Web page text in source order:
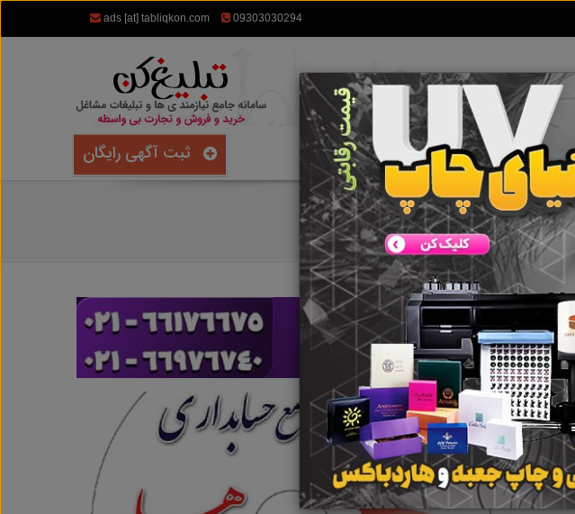
ads [at] tabliqkon.com 09303030294
تماس با ما ثبت آگهی رایگان